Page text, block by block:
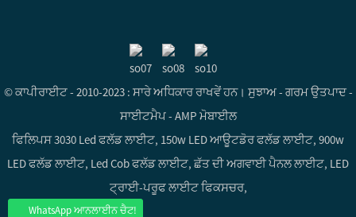
© ਕਾਪੀਰਾਈਟ - 2010-2023 : ਸਾਰੇ ਅਧਿਕਾਰ ਰਾਖਵੇਂ ਹਨ। ਸੁਝਾਅ- ਗਰਮ ਉਤਪਾਦ-
ਸਾਈਟਮੈਪ- AMP ਮੋਬਾਈਲ
ਫਿਲਿਪਸ 3030 Led ਫਲੱਡ ਲਾਈਟ, 150w LED ਆਊਟਡੋਰ ਫਲੱਡ ਲਾਈਟ, 900w
LED ਫਲੱਡ ਲਾਈਟ, Led Cob ਫਲੱਡ ਲਾਈਟ, ਛੱਤ ਦੀ ਅਗਵਾਈ ਪੈਨਲ ਲਾਈਟ, LED
ਟ੍ਰਾਈ-ਪਰੂਫ ਲਾਈਟ ਫਿਕਸਚਰ,
WhatsApp ਆਨਲਾਈਨ ਚੈਟ!